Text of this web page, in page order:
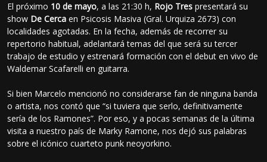
El próximo 10 de mayo, a las 21:30 h, Rojo Tres presentará su
show De Cerca en Psicosis Masiva (Gral. Urquiza 2673) con
localidades agotadas. En la fecha, además de recorrer su
repertorio habitual, adelantará temas del que será su tercer
trabajo de estudio y estrenará formación con el debut en vivo de
Waldemar Scafarelli en guitarra.
Si bien Marcelo mencionó no considerarse fan de ninguna banda
o artista, nos contó que “si tuviera que serlo, definitivamente
sería de los Ramones”. Por eso, y a pocas semanas de la última
visita a nuestro país de Marky Ramone, nos dejó sus palabras
sobre el icónico cuarteto punk neoyorkino.